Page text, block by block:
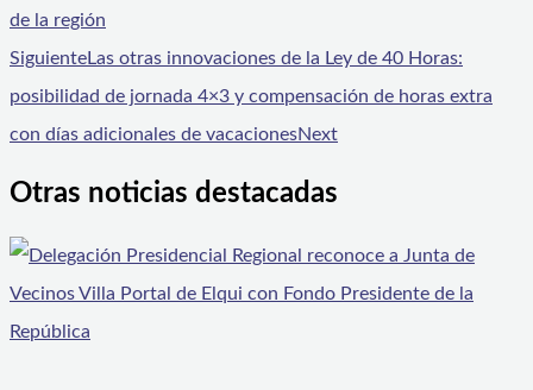
de la región
SiguienteLas otras innovaciones de la Ley de 40 Horas:
posibilidad de jornada 4×3 y compensación de horas extra
con días adicionales de vacacionesNext
Otras noticias destacadas